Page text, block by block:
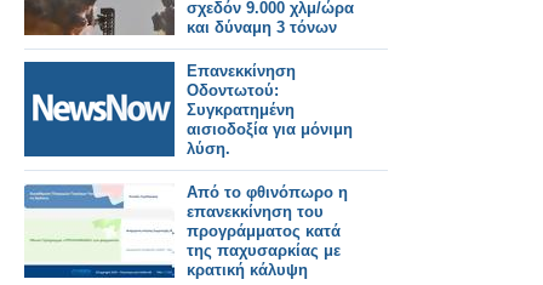
σχεδόν 9.000 χλμ/ώρα
και δύναμη 3 τόνων
ΤΝΤ
Επανεκκίνηση
Οδοντωτού:
Συγκρατημένη
αισιοδοξία για μόνιμη
λύση.
Από το φθινόπωρο η
επανεκκίνηση του
προγράμματος κατά
της παχυσαρκίας με
κρατική κάλυψη